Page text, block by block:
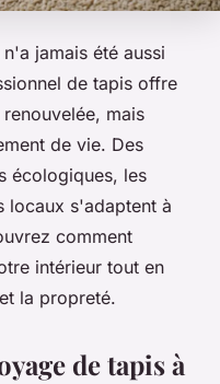
jamais été aussi
de tapis offre
mais
de vie. Des
écologiques, les
locaux s'adaptent à
comment
intérieur tout en
la propreté.
de tapis à